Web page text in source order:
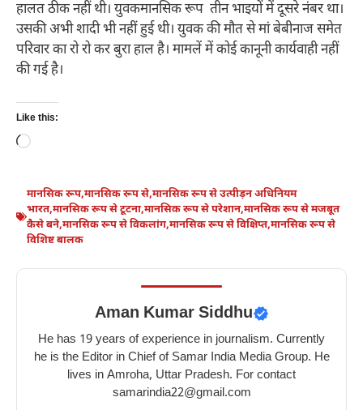
हालत ठीक नहीं थी। युवकमानसिक रूप तीन भाइयों में दूसरे नंबर था।
उसकी अभी शादी भी नहीं हुई थी। युवक की मौत से मां बेबीनाज समेत
परिवार का रो रो कर बुरा हाल है। मामलें में कोई कानूनी कार्यवाही नहीं
की गई है।
Like this:
Loading…
मानसिक रूप,मानसिक रूप से,मानसिक रूप से उत्पीड़न अधिनियम
भारत,मानसिक रूप से टूटना,मानसिक रूप से परेशान,मानसिक रूप से मजबूत
कैसे बने,मानसिक रूप से विकलांग,मानसिक रूप से विक्षिप्त,मानसिक रूप से
विशिष्ट बालक
Aman Kumar Siddhu
He has 19 years of experience in journalism. Currently
he is the Editor in Chief of Samar India Media Group. He
lives in Amroha, Uttar Pradesh. For contact
samarindia22@gmail.com